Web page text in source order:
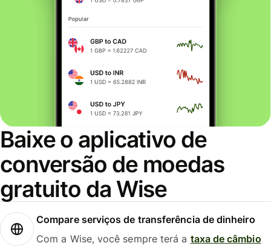
Baixe o aplicativo de
conversão de moedas
gratuito da Wise
Compare serviços de transferência de dinheiro
Com a Wise, você sempre terá a taxa de câmbio